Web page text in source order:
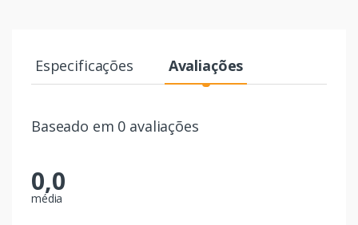
Especificações Avaliações
Baseado em 0 avaliações
0,0
média